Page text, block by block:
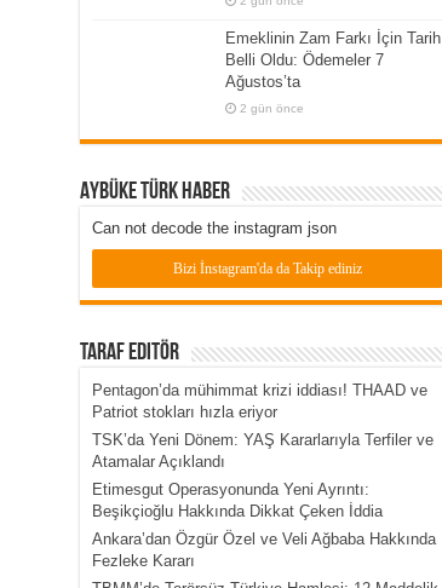
Emeklinin Zam Farkı İçin Tarih
Belli Oldu: Ödemeler 7
Ağustos’ta
2 gün önce
Aybüke Türk Haber
Can not decode the instagram json
Bizi İnstagram'da da Takip ediniz
Taraf Editör
Pentagon’da mühimmat krizi iddiası! THAAD ve
Patriot stokları hızla eriyor
TSK’da Yeni Dönem: YAŞ Kararlarıyla Terfiler ve
Atamalar Açıklandı
Etimesgut Operasyonunda Yeni Ayrıntı:
Beşikçioğlu Hakkında Dikkat Çeken İddia
Ankara’dan Özgür Özel ve Veli Ağbaba Hakkında
Fezleke Kararı